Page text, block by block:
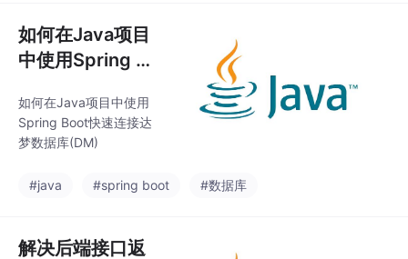
如何在Java项目
中使用Spring B
梦数据库(DM)
如何在Java项目中使用
Spring Boot快速连接达
梦数据库(DM)
#java #spring boot #数据库
解决后端接口返